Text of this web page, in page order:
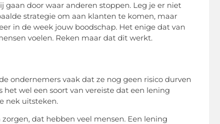
door waar anderen stoppen. Leg je er niet
strategie om aan klanten te komen, maar
in de week jouw boodschap. Het enige dat van
voelen. Reken maar dat dit werkt.
ondernemers vaak dat ze nog geen risico durven
het wel een soort van vereiste dat een lening
nek uitsteken.
dat hebben veel mensen. Een lening